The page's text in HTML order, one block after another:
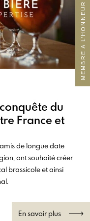
MEMBRE A L’HONNEUR
du
France et
amis de longue date
ont souhaité créer
brassicole et ainsi
En savoir plus